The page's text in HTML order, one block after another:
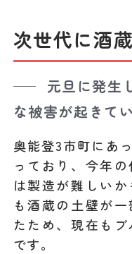
次世代に酒
元旦に発生
な被害が起きて
奥能登3市町にあ
っており、今年
は製造が難しい
も酒蔵の土壁が
たため、現在も
です。